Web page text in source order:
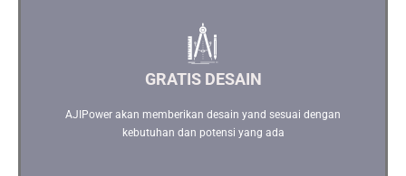
GRATIS DESAIN
AJIPower akan memberikan desain yand sesuai dengan
kebutuhan dan potensi yang ada
Dengan Software, Teknologi yang terbaru dan canggih kami
akan berikan ilustrasi desain yang terbaik
Hubungi kami